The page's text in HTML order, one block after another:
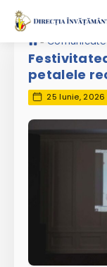
»
petalele
25 Iunie, 2026